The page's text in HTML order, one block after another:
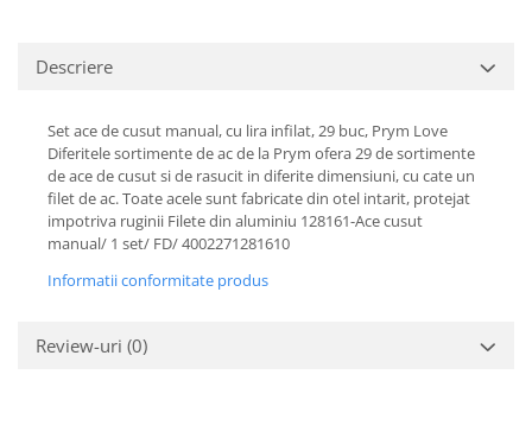
Descriere
Set ace de cusut manual, cu lira infilat, 29 buc, Prym Love
Diferitele sortimente de ac de la Prym ofera 29 de sortimente
de ace de cusut si de rasucit in diferite dimensiuni, cu cate un
filet de ac. Toate acele sunt fabricate din otel intarit, protejat
impotriva ruginii Filete din aluminiu 128161-Ace cusut
manual/ 1 set/ FD/ 4002271281610
Informatii conformitate produs
Review-uri (0)